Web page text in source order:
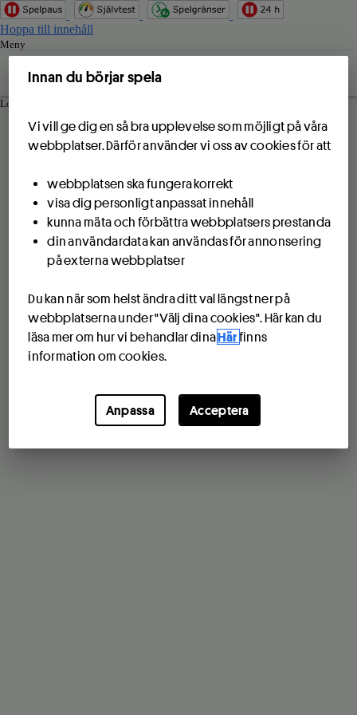
Hoppa till innehåll
Meny
Logga in
Innan du börjar spela
Vi vill ge dig en så bra upplevelse som möjligt på våra
webbplatser. Därför använder vi oss av cookies för att
webbplatsen ska fungera korrekt
visa dig personligt anpassat innehåll
kunna mäta och förbättra webbplatsers prestanda
din användardata kan användas för annonsering
på externa webbplatser
Du kan när som helst ändra ditt val längst ner på
webbplatserna under "Välj dina cookies". Här kan du
läsa mer om hur vi behandlar dinaHär finns
information om cookies.
Anpassa Acceptera